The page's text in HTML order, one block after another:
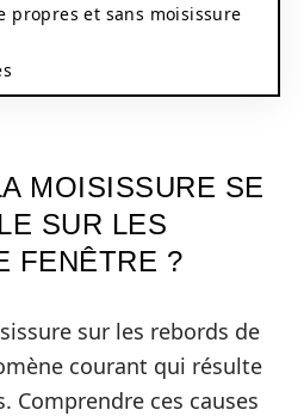
propres et sans moisissure
MOISISSURE SE
SUR LES
FENÊTRE ?
sur les rebords de
courant qui résulte
Comprendre ces causes